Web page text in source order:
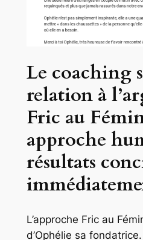
Le coaching
relation à
Fric au
approche
résultats
L’approche Fric au
d’Ophélie sa